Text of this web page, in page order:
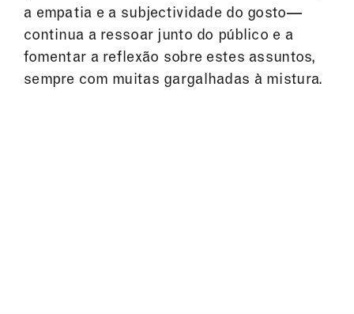
a empatia e a subjectividade do gosto—
continua a ressoar junto do público e a
fomentar a reflexão sobre estes assuntos,
sempre com muitas gargalhadas à mistura.